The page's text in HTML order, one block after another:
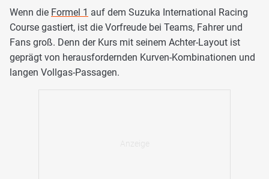
Wenn die Formel 1 auf dem Suzuka International Racing
Course gastiert, ist die Vorfreude bei Teams, Fahrer und
Fans groß. Denn der Kurs mit seinem Achter-Layout ist
geprägt von herausfordernden Kurven-Kombinationen und
langen Vollgas-Passagen.